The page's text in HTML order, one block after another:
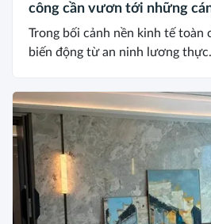
công cần vươn tới những
Trong bối cảnh nền kinh tế toàn
biến động từ an ninh lương